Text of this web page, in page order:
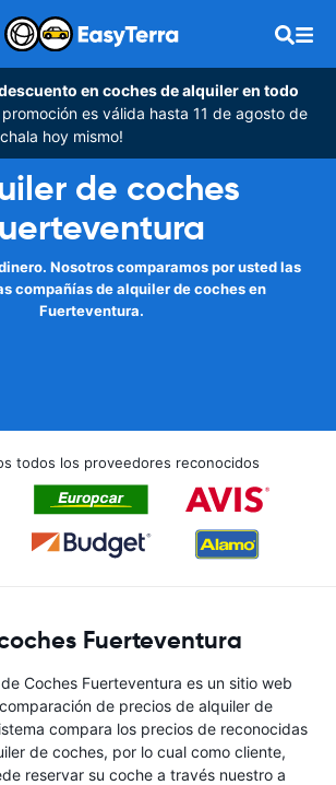
en coches de alquiler en todo
promoción es válida hasta 11 de agosto de
hoy mismo!
de coches
Nosotros comparamos por usted las
compañías de alquiler de coches en
Fuerteventura.
todos los proveedores reconocidos
Fuerteventura
Coches Fuerteventura es un sitio web
de precios de alquiler de
compara los precios de reconocidas
de coches, por lo cual como cliente,
reservar su coche a través nuestro a